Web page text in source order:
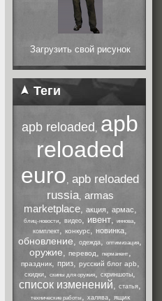
Загрузить свой рисунок
Теги
apb reloaded , apb
reloaded
euro, apb reloaded
russia, armas
marketplace, акция, армас,
блиц-новости, видео, ивент, иннова,
комплект, конкурс, новинка,
обновление, одежда, оптимизация,
оружие, перевод, перманент,
праздник, приз, русский блог apb,
скидки, скины для оружия, скриншоты,
список изменений, статья,
технические работы, халява, ящик